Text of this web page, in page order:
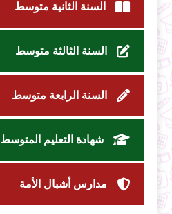
السنة الثانية متوسط
السنة الثالثة متوسط
السنة الرابعة متوسط
شهادة التعليم المتوسط
مدارس أشبال الأمة